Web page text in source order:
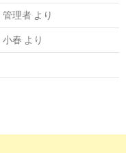
管理者 より
小春 より